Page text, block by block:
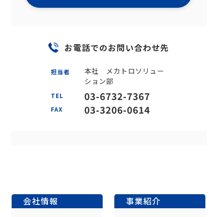
お電話でのお問い合わせ先
担当者
本社 メカトロソリュー
ション部
TEL 03-6732-7367
FAX 03-3206-0614
会社情報 事業紹介